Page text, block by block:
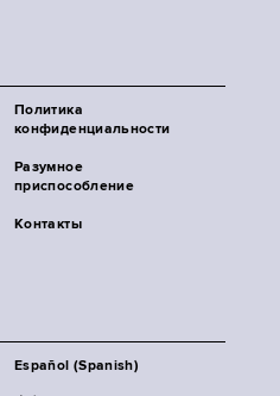
Политика
конфиденциальности
Разумное
приспособление
Контакты
Español (Spanish)